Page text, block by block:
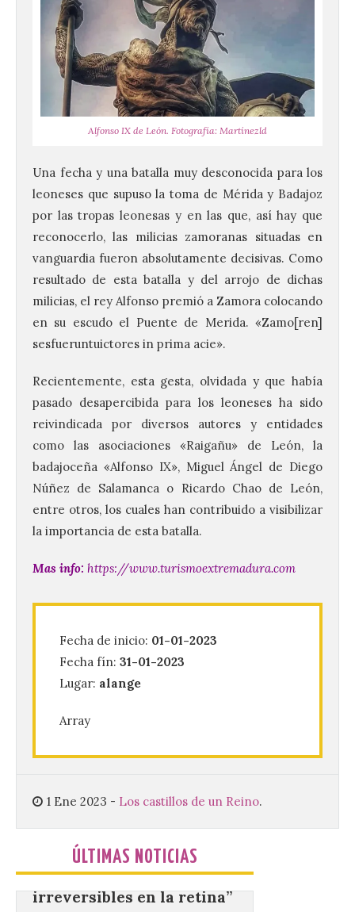
Alfonso IX de León. Fotografía: Martínezld
Una fecha y una batalla muy desconocida para los
leoneses que supuso la toma de Mérida y Badajoz
por las tropas leonesas y en las que, así hay que
reconocerlo, las milicias zamoranas situadas en
vanguardia fueron absolutamente decisivas. Como
resultado de esta batalla y del arrojo de dichas
milicias, el rey Alfonso premió a Zamora colocando
en su escudo el Puente de Merida. «Zamo[ren]
sesfueruntuictores in prima acie».
Recientemente, esta gesta, olvidada y que había
pasado desapercibida para los leoneses ha sido
reivindicada por diversos autores y entidades
como las asociaciones «Raigañu» de León, la
badajoceña «Alfonso IX», Miguel Ángel de Diego
Núñez de Salamanca o Ricardo Chao de León,
entre otros, los cuales han contribuido a visibilizar
la importancia de esta batalla.
Mas info: https://www.turismoextremadura.com
Fecha de inicio: 01-01-2023
Fecha fín: 31-01-2023
Lugar: alange
Array
1 Ene 2023 - Los castillos de un Reino.
ÚLTIMAS NOTICIAS
El Ayuntamiento de La
Bañeza presenta el
Festival One More Time,
una cita con la música de
los 80 y 90 para el 16 de
domingo 16 de agosto, a
partir de las 23:00 horas,
ciudad. El Salón de Plenos
oficial del Festival One […]
protección adecuada
6 Ago 2026